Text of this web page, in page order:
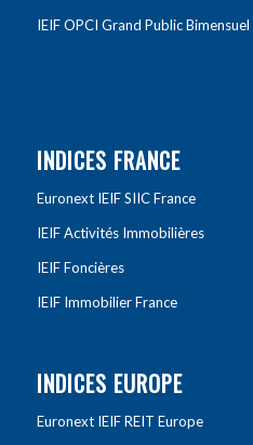
IEIF OPCI Grand Public Bimensuel
INDICES FRANCE
Euronext IEIF SIIC France
IEIF Activités Immobilières
IEIF Foncières
IEIF Immobilier France
INDICES EUROPE
Euronext IEIF REIT Europe